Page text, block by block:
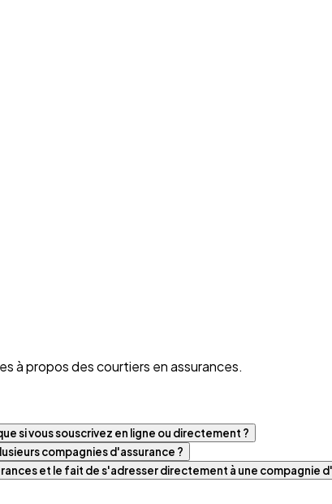
à propos des courtiers en assurances.
si vous souscrivez en ligne ou directement ?
compagnies d'assurance ?
et le fait de s'adresser directement à une compagnie